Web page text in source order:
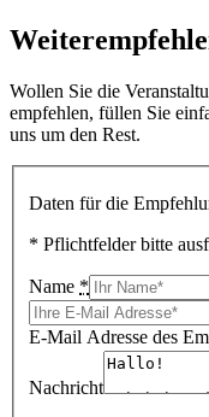
Wollen Sie die
empfehlen, füllen Sie
uns um den Rest.
Daten für die
* Pflichtfelder bitte
Name *
E-Mail Adresse des
Nachricht